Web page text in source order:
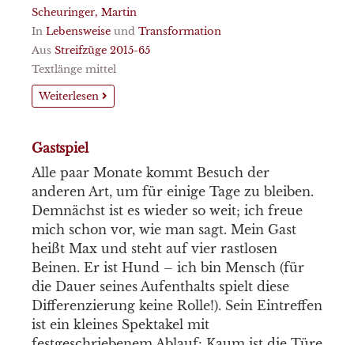
Scheuringer, Martin
In Lebensweise und Transformation
Aus Streifzüge 2015-65
Textlänge mittel
Weiterlesen
Gastspiel
Alle paar Monate kommt Besuch der
anderen Art, um für einige Tage zu bleiben.
Demnächst ist es wieder so weit; ich freue
mich schon vor, wie man sagt. Mein Gast
heißt Max und steht auf vier rastlosen
Beinen. Er ist Hund – ich bin Mensch (für
die Dauer seines Aufenthalts spielt diese
Differenzierung keine Rolle!). Sein Eintreffen
ist ein kleines Spektakel mit